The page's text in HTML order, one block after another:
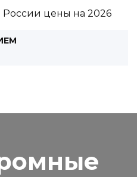
России цены на 2026